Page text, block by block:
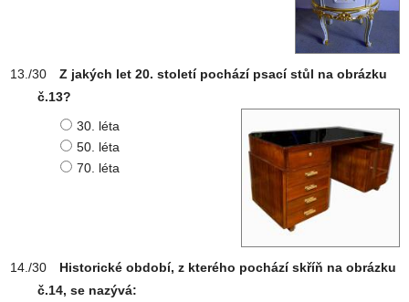
Z jakých let 20. století pochází psací stůl na obrázku
č.13?
30. léta
50. léta
70. léta
Historické období, z kterého pochází skříň na obrázku
č.14, se nazývá: